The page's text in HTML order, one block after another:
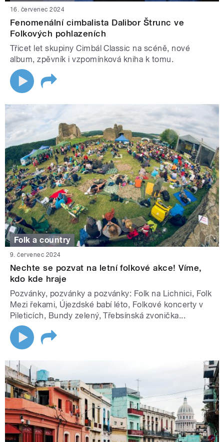
16. červenec 2024
Fenomenální cimbalista Dalibor Štrunc ve
Folkových pohlazeních
Třicet let skupiny Cimbál Classic na scéně, nové
album, zpěvník i vzpomínková kniha k tomu.
Folk a country
9. červenec 2024
Nechte se pozvat na letní folkové akce! Víme,
kdo kde hraje
Pozvánky, pozvánky a pozvánky: Folk na Lichnici, Folk
Mezi řekami, Újezdské babí léto, Folkové koncerty v
Pileticích, Bundy zelený, Třebsínská zvonička...